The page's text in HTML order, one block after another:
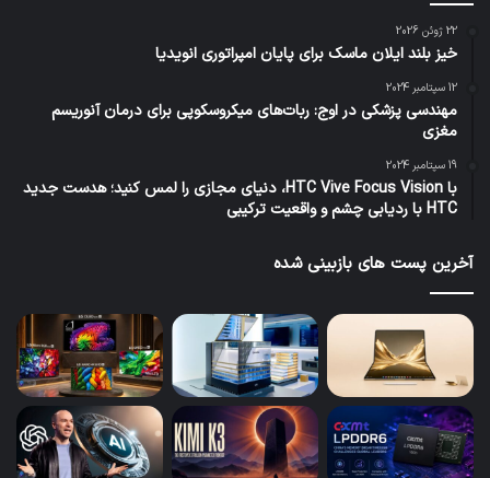
22 ژوئن 2026
خیز بلند ایلان ماسک برای پایان امپراتوری انویدیا
12 سپتامبر 2024
مهندسی پزشکی در اوج: ربات‌های میکروسکوپی برای درمان آنوریسم
مغزی
19 سپتامبر 2024
با HTC Vive Focus Vision، دنیای مجازی را لمس کنید؛ هدست جدید
HTC با ردیابی چشم و واقعیت ترکیبی
آخرین پست های بازبینی شده